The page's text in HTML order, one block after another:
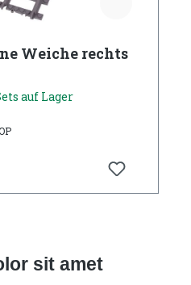
Weiche rechts
auf Lager
sit amet